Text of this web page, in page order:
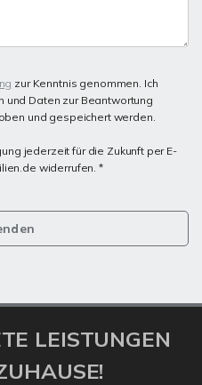
zur Kenntnis genommen. Ich
und Daten zur Beantwortung
und gespeichert werden.
jederzeit für die Zukunft per E-
widerrufen. *
LEISTUNGEN